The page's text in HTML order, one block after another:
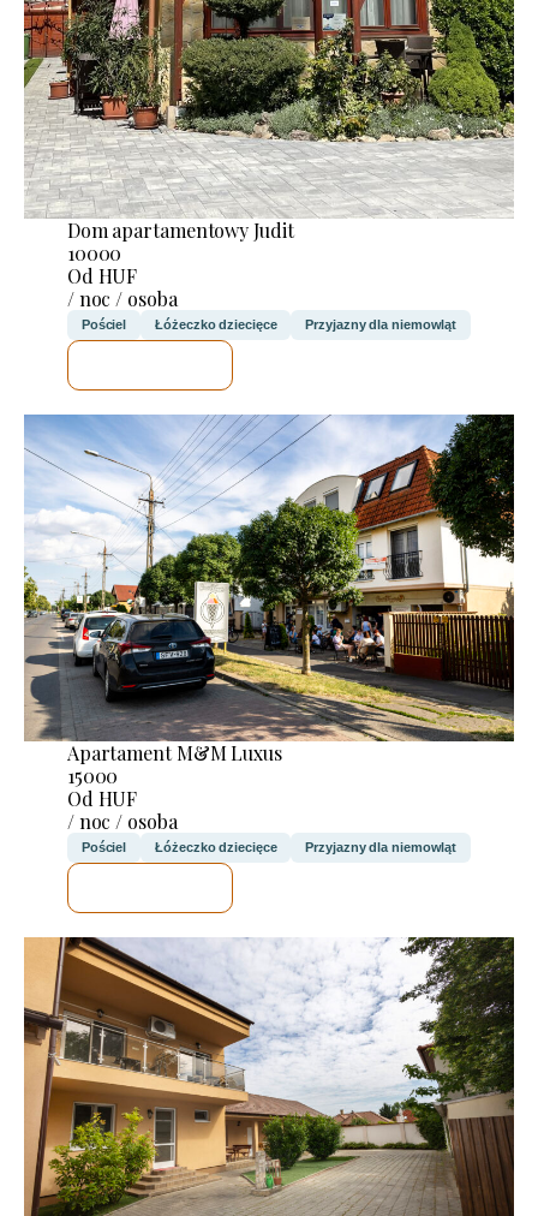
Dom apartamentowy Judit
10000
Od HUF
/ noc / osoba
Pościel Łóżeczko dziecięce Przyjazny dla niemowląt
Apartament M&M Luxus
15000
Od HUF
/ noc / osoba
Pościel Łóżeczko dziecięce Przyjazny dla niemowląt